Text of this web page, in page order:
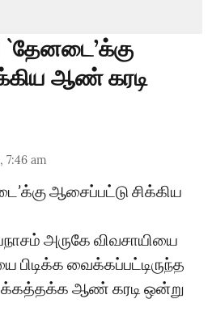
ஆண் கரடி
7:46 am
ஆசைப்பட்டு சிக்கிய
அருகே விவசாயியை
பிடிக்க வைக்கப்பட்டிருந்த
ஆண் கரடி ஒன்று